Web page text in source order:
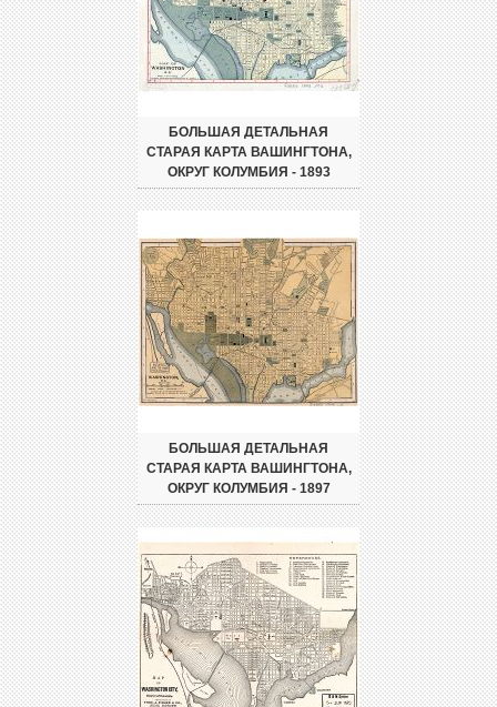
БОЛЬШАЯ ДЕТАЛЬНАЯ
СТАРАЯ КАРТА ВАШИНГТОНА,
ОКРУГ КОЛУМБИЯ - 1893
БОЛЬШАЯ ДЕТАЛЬНАЯ
СТАРАЯ КАРТА ВАШИНГТОНА,
ОКРУГ КОЛУМБИЯ - 1897